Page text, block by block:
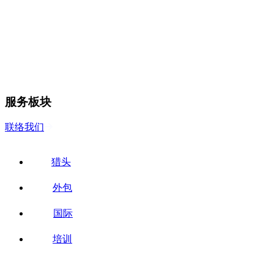
服务板块
联络我们
猎头
外包
国际
培训